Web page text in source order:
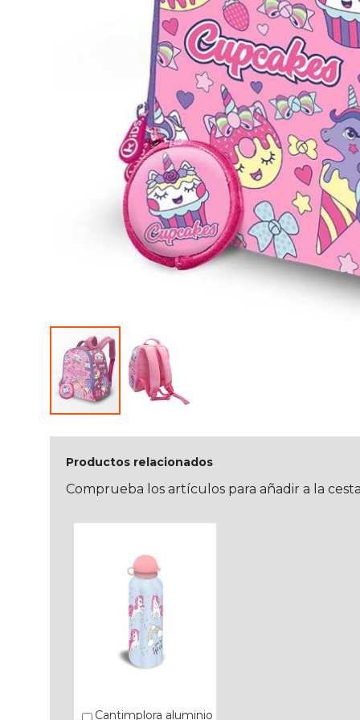
Productos relacionados
Comprueba los artículos para añadir a la
Cantimplora aluminio
Añadir